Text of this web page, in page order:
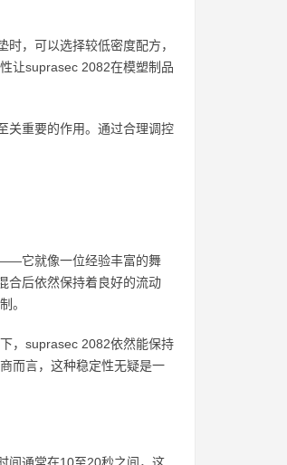
，可以选择较低密度配方，
让suprasec 2082在模塑制品
关重要的作用。通过合理调控
它就像一位经验丰富的舞
合后依然保持着良好的流动
。
，suprasec 2082依然能保持
而言，这种稳定性无疑是一